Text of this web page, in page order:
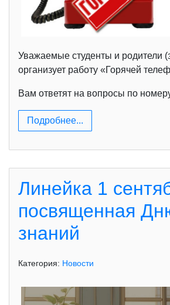
Уважаемые студенты и родители
организует работу «Горячей
Вам ответят на вопросы по
Подробнее...
Линейка 1
посвященная
знаний
Категория: Новости